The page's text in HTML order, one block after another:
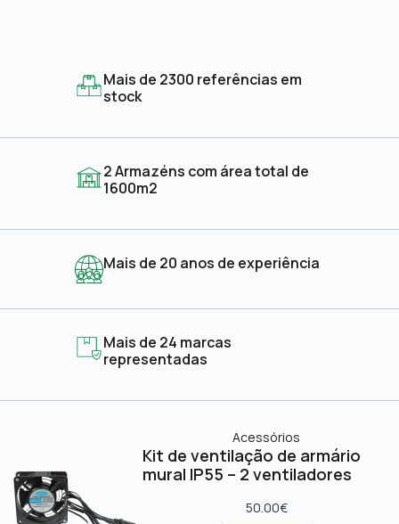
Mais de 2300 referências em
stock
2 Armazéns com área total de
1600m2
Mais de 20 anos de experiência
Mais de 24 marcas
representadas
Acessórios
Kit de ventilação de armário
mural IP55 – 2 ventiladores
50.00€